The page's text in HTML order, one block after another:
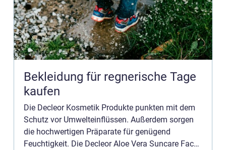
Bekleidung für regnerische Tage
kaufen
Die Decleor Kosmetik Produkte punkten mit dem
Schutz vor Umwelteinflüssen. Außerdem sorgen
die hochwertigen Präparate für genügend
Feuchtigkeit. Die Decleor Aloe Vera Suncare Face